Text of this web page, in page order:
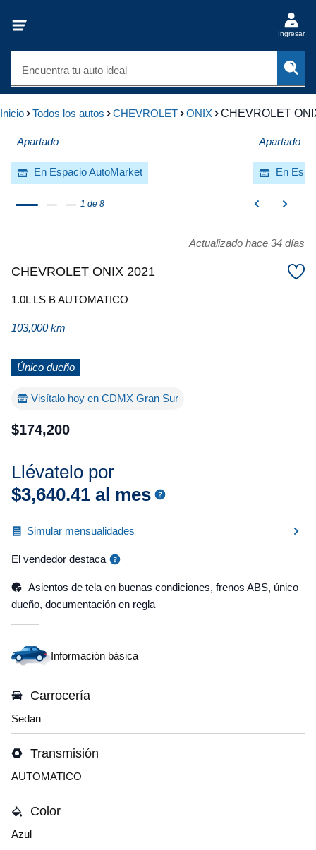
Ingresar
Encuentra tu auto ideal
Inicio Todos los autos CHEVROLET ONIX CHEVROLET
Apartado
En Espacio AutoMarket
Apartado
En
1 de 8
Actualizado hace 34 días
CHEVROLET ONIX 2021
1.0L LS B AUTOMATICO
103,000 km
Único dueño
Visítalo hoy en CDMX Gran Sur
$174,200
Llévatelo por
$3,640.41 al mes
Simular mensualidades
El vendedor destaca
Asientos de tela en buenas condiciones, frenos ABS, único
dueño, documentación en regla
Información básica
Carrocería
Sedan
Transmisión
AUTOMATICO
Color
Azul